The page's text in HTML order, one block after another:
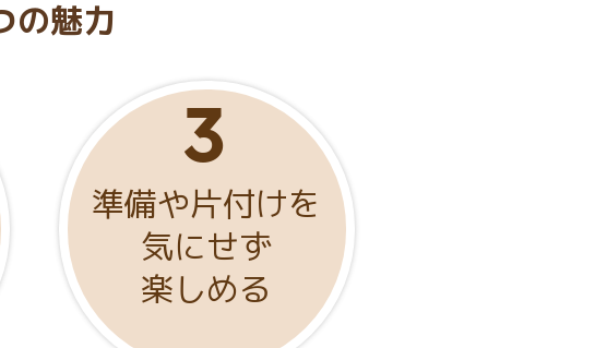
の魅力
準備や片付けを
気にせず
楽しめる